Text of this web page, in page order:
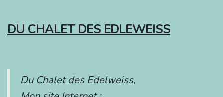
DU CHALET DES EDLEWEISS
Du Chalet des Edelweiss,